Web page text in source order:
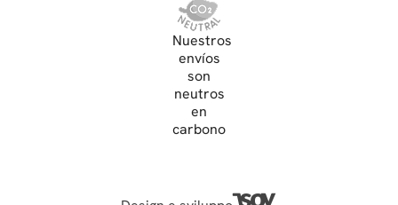
Nuestros
envíos
son
neutros
en
carbono